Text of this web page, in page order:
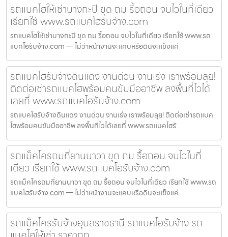
รถแบคโฮให้เช่าบางกะปิ ขุด ถม รื้อถอน จบไวในที่เดียว
เรียกใช้ www.รถแบคโฮรับจ้าง.com
รถแบคโฮให้เช่าบางกะปิ ขุด ถม รื้อถอน จบไวในที่เดียว เรียกใช้ www.รถ
แบคโฮรับจ้าง.com — ไม่ว่าหน้างานจะแคบหรือดินจะแข็งแค่
รถแบคโฮรับจ้างดินแดง งานด่วน งานเร่ง เราพร้อมลุย!
ติดต่อเช่ารถแบคโฮพร้อมคนขับมืออาชีพ ลงพื้นที่ไวได้
เลยที่ www.รถแบคโฮรับจ้าง.com
รถแบคโฮรับจ้างดินแดง งานด่วน งานเร่ง เราพร้อมลุย! ติดต่อเช่ารถแบค
โฮพร้อมคนขับมืออาชีพ ลงพื้นที่ไวได้เลยที่ www.รถแบคโฮรั
รถแม็คโครถมที่ยานนาวา ขุด ถม รื้อถอน จบไวในที่
เดียว เรียกใช้ www.รถแบคโฮรับจ้าง.com
รถแม็คโครถมที่ยานนาวา ขุด ถม รื้อถอน จบไวในที่เดียว เรียกใช้ www.รถ
แบคโฮรับจ้าง.com — ไม่ว่าหน้างานจะแคบหรือดินจะแข็งแค่
รถแม็คโครรับจ้างอุบลราชธานี รถแบคโฮรับจ้าง รถ